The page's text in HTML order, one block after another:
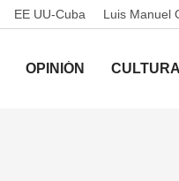
EE UU-Cuba Luis Manuel
OPINIÓN